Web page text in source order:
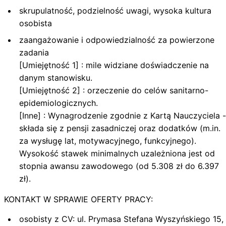
skrupulatność, podzielność uwagi, wysoka kultura
osobista
zaangażowanie i odpowiedzialność za powierzone
zadania
[Umiejętność 1] : mile widziane doświadczenie na
danym stanowisku.
[Umiejętność 2] : orzeczenie do celów sanitarno-
epidemiologicznych.
[Inne] : Wynagrodzenie zgodnie z Kartą Nauczyciela -
składa się z pensji zasadniczej oraz dodatków (m.in.
za wysługę lat, motywacyjnego, funkcyjnego).
Wysokość stawek minimalnych uzależniona jest od
stopnia awansu zawodowego (od 5.308 zł do 6.397
zł).
KONTAKT W SPRAWIE OFERTY PRACY:
osobisty z CV: ul. Prymasa Stefana Wyszyńskiego 15,